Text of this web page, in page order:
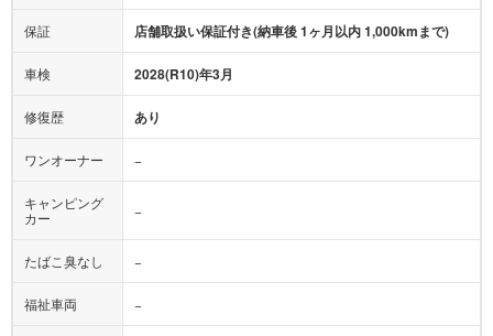
保証 店舗取扱い保証付き(納車後 1ヶ月以内 1,000kmまで)
車検 2028(R10)年3月
修復歴 あり
ワンオーナー −
キャンピング
カー
−
たばこ臭なし −
福祉車両 −